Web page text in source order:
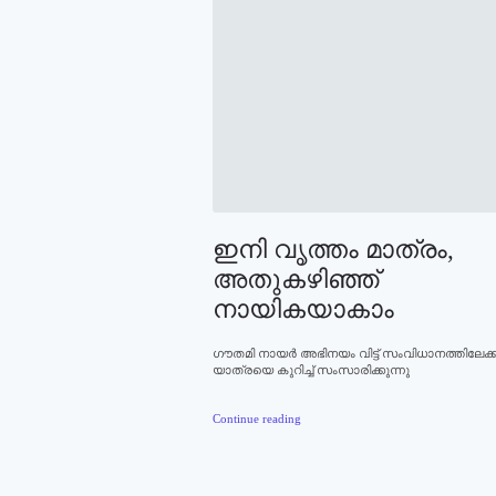
ഇനി വൃത്തം മാത്രം,
അതുകഴിഞ്ഞ്
നായികയാകാം
ഗൗതമി നായര്‍ അഭിനയം വിട്ട്
യാത്രയെ കുറിച്ച് സംസാരിക്കുന്നു
Continue reading